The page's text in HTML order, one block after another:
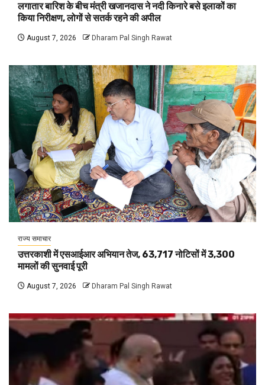
लगातार बारिश के बीच मंत्री खजानदास ने नदी किनारे बसे इलाकों का
किया निरीक्षण, लोगों से सतर्क रहने की अपील
August 7, 2026 Dharam Pal Singh Rawat
राज्य समाचार
उत्तरकाशी में एसआईआर अभियान तेज, 63,717 नोटिसों में 3,300
मामलों की सुनवाई पूरी
August 7, 2026 Dharam Pal Singh Rawat